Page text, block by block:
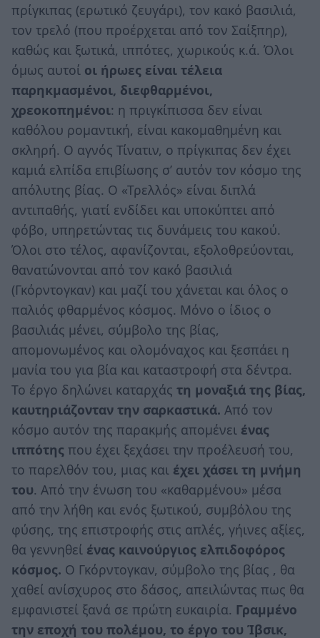
πρίγκιπας (ερωτικό ζευγάρι), τον κακό βασιλιά,
τον τρελό (που προέρχεται από τον Σαίξπηρ),
καθώς και ξωτικά, ιππότες, χωρικούς κ.ά. Όλοι
όμως αυτοί οι ήρωες είναι τέλεια
παρηκμασμένοι, διεφθαρμένοι,
χρεοκοπημένοι: η πριγκίπισσα δεν είναι
καθόλου ρομαντική, είναι κακομαθημένη και
σκληρή. Ο αγνός Τίνατιν, ο πρίγκιπας δεν έχει
καμιά ελπίδα επιβίωσης σ’ αυτόν τον κόσμο της
απόλυτης βίας. Ο «Τρελλός» είναι διπλά
αντιπαθής, γιατί ενδίδει και υποκύπτει από
φόβο, υπηρετώντας τις δυνάμεις του κακού.
Όλοι στο τέλος, αφανίζονται, εξολοθρεύονται,
θανατώνονται από τον κακό βασιλιά
(Γκόρντογκαν) και μαζί του χάνεται και όλος ο
παλιός φθαρμένος κόσμος. Μόνο ο ίδιος ο
βασιλιάς μένει, σύμβολο της βίας,
απομονωμένος και ολομόναχος και ξεσπάει η
μανία του για βία και καταστροφή στα δέντρα.
Το έργο δηλώνει καταρχάς τη μοναξιά της βίας,
καυτηριάζονταν την σαρκαστικά. Από τον
κόσμο αυτόν της παρακμής απομένει ένας
ιππότης που έχει ξεχάσει την προέλευσή του,
το παρελθόν του, μιας και έχει χάσει τη μνήμη
του. Από την ένωση του «καθαρμένου» μέσα
από την λήθη και ενός ξωτικού, συμβόλου της
φύσης, της επιστροφής στις απλές, γήινες αξίες,
θα γεννηθεί ένας καινούργιος ελπιδοφόρος
κόσμος. Ο Γκόρντογκαν, σύμβολο της βίας , θα
χαθεί ανίσχυρος στο δάσος, απειλώντας πως θα
εμφανιστεί ξανά σε πρώτη ευκαιρία. Γραμμένο
την εποχή του πολέμου, το έργο του Ίβσικ,